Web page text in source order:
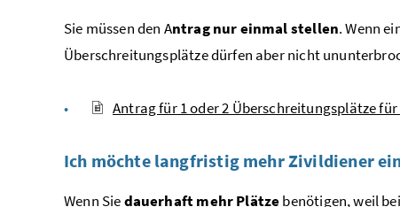
Sie müssen den Antrag nur einmal stellen. Wenn
Überschreitungsplätze dürfen aber nicht
Antrag für 1 oder 2 Überschreitungsplätze
Ich möchte langfristig mehr Zivildiener
Wenn Siedauerhaftmehr Plätzebenötigen, weil